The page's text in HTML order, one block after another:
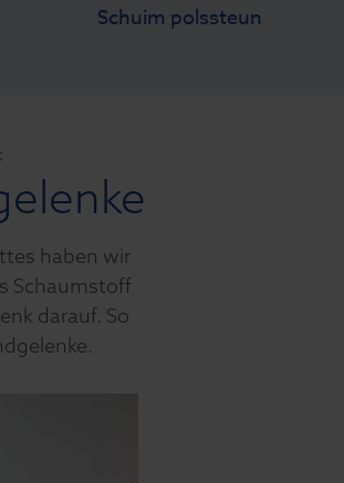
Schuim polssteun
haben wir
Schaumstoff
darauf. So